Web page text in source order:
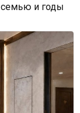
семью и годы